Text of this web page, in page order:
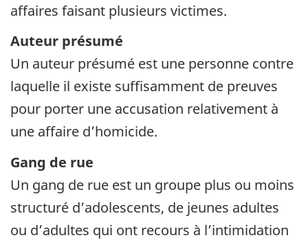
affaires faisant plusieurs victimes.
Auteur présumé
Un auteur présumé est une personne contre
laquelle il existe suffisamment de preuves
pour porter une accusation relativement à
une affaire d’homicide.
Gang de rue
Un gang de rue est un groupe plus ou moins
structuré d’adolescents, de jeunes adultes
ou d’adultes qui ont recours à l’intimidation